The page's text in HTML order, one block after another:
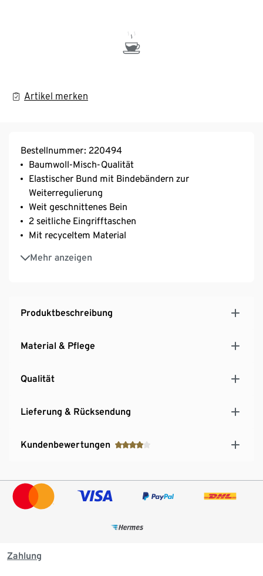
Artikel merken
Bestellnummer: 220494
Baumwoll-Misch-Qualität
Elastischer Bund mit Bindebändern zur
Weiterregulierung
Weit geschnittenes Bein
2 seitliche Eingrifftaschen
Mit recyceltem Material
Mehr anzeigen
Softes, elastisches Material mit der Faser Creora® –
für optimale Bewegungsfreiheit
Produktbeschreibung
Material & Pflege
Qualität
Lieferung & Rücksendung
Kundenbewertungen
Zahlung